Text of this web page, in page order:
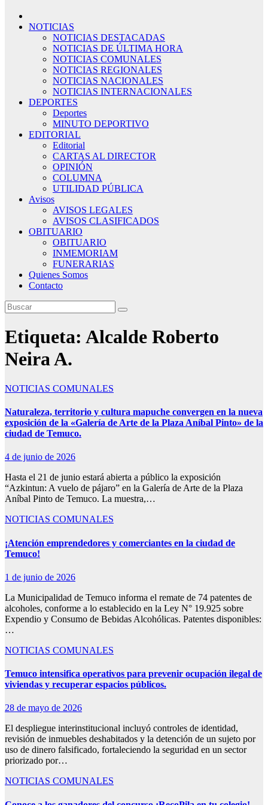
NOTICIAS
NOTICIAS DESTACADAS
NOTICIAS DE ÚLTIMA HORA
NOTICIAS COMUNALES
NOTICIAS REGIONALES
NOTICIAS NACIONALES
NOTICIAS INTERNACIONALES
DEPORTES
Deportes
MINUTO DEPORTIVO
EDITORIAL
Editorial
CARTAS AL DIRECTOR
OPINIÓN
COLUMNA
UTILIDAD PÚBLICA
Avisos
AVISOS LEGALES
AVISOS CLASIFICADOS
OBITUARIO
OBITUARIO
INMEMORIAM
FUNERARIAS
Quienes Somos
Contacto
Etiqueta: Alcalde Roberto
Neira A.
NOTICIAS COMUNALES
Naturaleza, territorio y cultura mapuche convergen en la nueva
exposición de la «Galería de Arte de la Plaza Aníbal Pinto» de la
ciudad de Temuco.
4 de junio de 2026
Hasta el 21 de junio estará abierta a público la exposición
“Azkintun: A vuelo de pájaro” en la Galería de Arte de la Plaza
Aníbal Pinto de Temuco. La muestra,…
NOTICIAS COMUNALES
¡Atención emprendedores y comerciantes en la ciudad de
Temuco!
1 de junio de 2026
La Municipalidad de Temuco informa el remate de 74 patentes de
alcoholes, conforme a lo establecido en la Ley N° 19.925 sobre
Expendio y Consumo de Bebidas Alcohólicas. Patentes disponibles:
…
NOTICIAS COMUNALES
Temuco intensifica operativos para prevenir ocupación ilegal de
viviendas y recuperar espacios públicos.
28 de mayo de 2026
El despliegue interinstitucional incluyó controles de identidad,
revisión de inmuebles deshabitados y la detención de un sujeto por
uso de dinero falsificado, fortaleciendo la seguridad en un sector
priorizado por…
NOTICIAS COMUNALES